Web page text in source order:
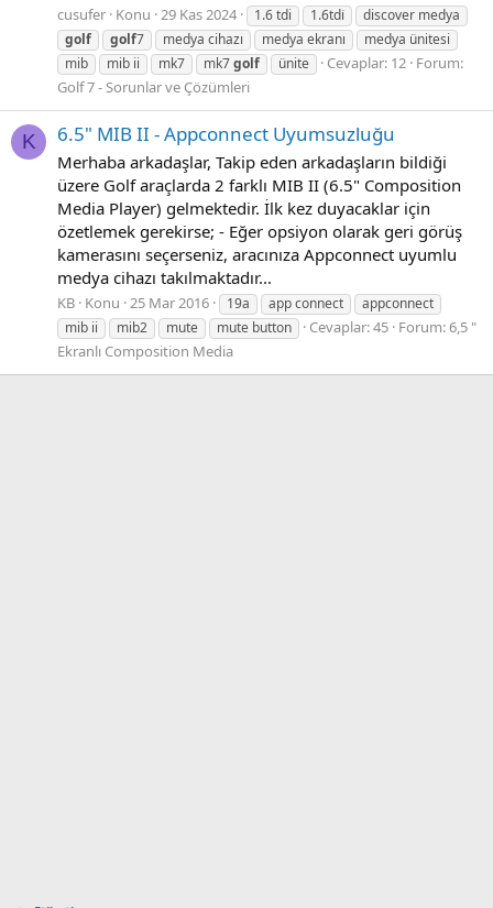
cusufer Konu 29 Kas 2024 1.6 tdi 1.6tdi̇
discover medya
golf
golf7 medya cihazı medya ekranı
medya ünitesi
mib
mib ii mk7 mk7golf ünite Cevaplar: 12 Forum:
Golf 7 - Sorunlar ve Çözümleri
K 6.5" MIB II - Appconnect Uyumsuzluğu
Merhaba arkadaşlar, Takip eden arkadaşların bildiği
üzere Golf araçlarda 2 farklı MIB II (6.5" Composition
Media Player) gelmektedir. İlk kez duyacaklar için
özetlemek gerekirse; - Eğer opsiyon olarak geri görüş
kamerasını seçerseniz, aracınıza Appconnect uyumlu
medya cihazı takılmaktadır...
KB Konu 25 Mar 2016 19a app connect
appconnect
mib ii
mib2 mute mute button Cevaplar: 45 Forum:6,5 "
Ekranlı Composition Media